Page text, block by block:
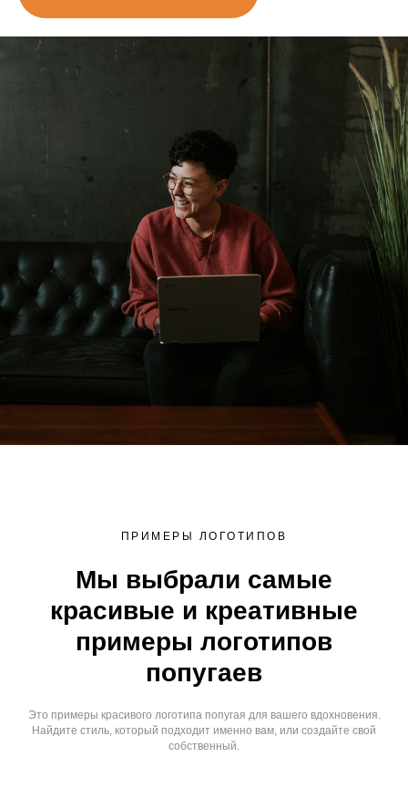
ПРИМЕРЫ ЛОГОТИПОВ
Мы выбрали самые
красивые и креативные
примеры логотипов
попугаев
Это примеры красивого логотипа попугая для вашего вдохновения.
Найдите стиль, который подходит именно вам, или создайте свой
собственный.